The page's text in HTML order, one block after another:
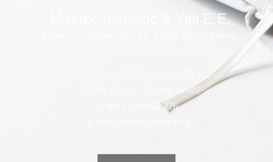
Μάντης Ιωάννης & Υιοι Ε.Ε.
Τηλ: 210 60 25 275 – 210 60 25 412
210 60 25 413 – 210 66 34 407
Fax: 210 60 25 276